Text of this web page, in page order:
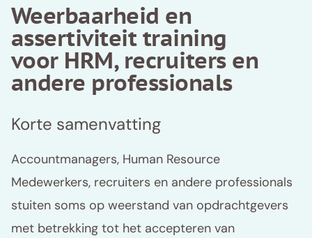
Weerbaarheid en
assertiviteit training
voor HRM, recruiters en
andere professionals
Korte samenvatting
Accountmanagers, Human Resource
Medewerkers, recruiters en andere professionals
stuiten soms op weerstand van opdrachtgevers
met betrekking tot het accepteren van